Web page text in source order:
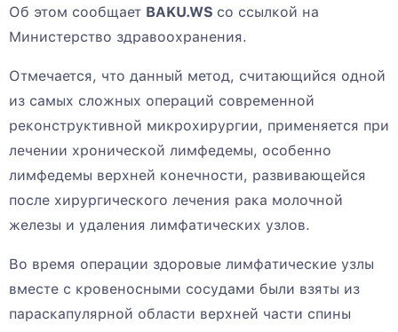
Об этом сообщает BAKU.WS со ссылкой на
Министерство здравоохранения.
Отмечается, что данный метод, считающийся одной
из самых сложных операций современной
реконструктивной микрохирургии, применяется при
лечении хронической лимфедемы, особенно
лимфедемы верхней конечности, развивающейся
после хирургического лечения рака молочной
железы и удаления лимфатических узлов.
Во время операции здоровые лимфатические узлы
вместе с кровеносными сосудами были взяты из
параскапулярной области верхней части спины